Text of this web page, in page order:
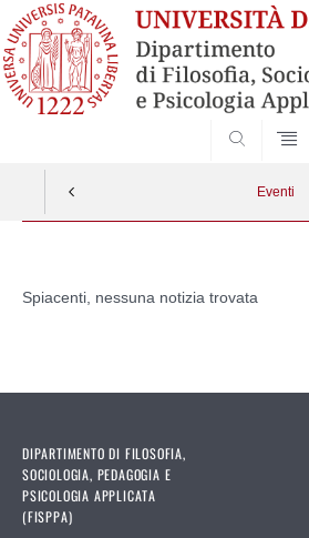
Eventi
contenuto
Spiacenti, nessuna notizia trovata
DIPARTIMENTO DI FILOSOFIA,
SOCIOLOGIA, PEDAGOGIA E
PSICOLOGIA APPLICATA
(FISPPA)